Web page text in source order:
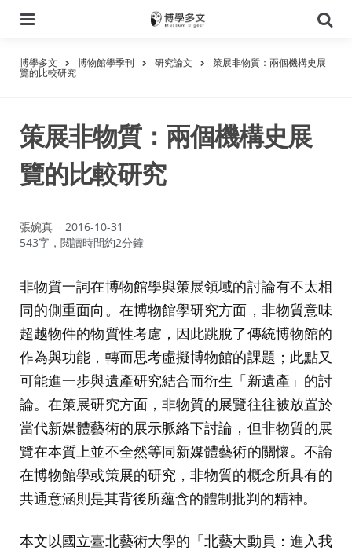
尋
博學多文 博物館學季刊 研究論文 策展非物質：兩個機構史展
覽的比較研究
策展非物質：兩個機構史展
覽的比較研究
作
者：
張婉真
2016-10-31
543字，閱讀時間約2分鐘
非物質一詞在博物館學與策展領域的討論有不太相
同的側重面向。在博物館學研究方面，非物質意味
超越物件的物質性考慮，因此跳脫了傳統博物館的
作為與功能，轉而思考虛擬博物館的課題；此點又
可能進一步與遺產研究結合而衍生「新遺產」的討
論。在策展研究方面，非物質的展覽往往被放置於
當代新媒體藝術的展示脈絡下討論，但非物質的展
覽在本質上並不全然等同新媒體藝術的關懷。不論
在博物館學或策展的研究，非物質的概念所具有的
共通意涵則是其背後所蘊含的體制批判的精神。
本文以國立臺北藝術大學的「北藝大動員：進入我